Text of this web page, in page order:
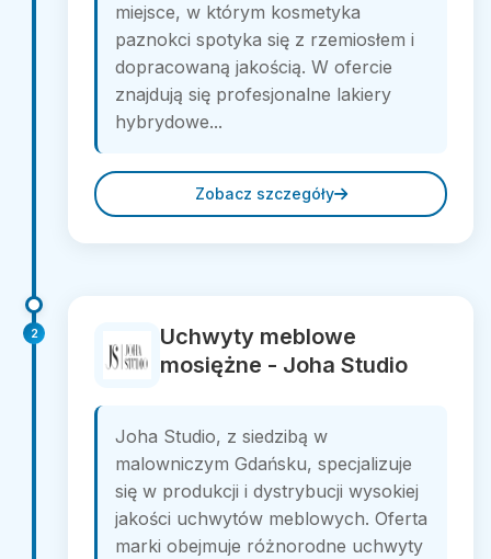
miejsce, w którym kosmetyka
paznokci spotyka się z rzemiosłem i
dopracowaną jakością. W ofercie
znajdują się profesjonalne lakiery
hybrydowe...
Zobacz szczegóły
2
Uchwyty meblowe
mosiężne - Joha Studio
Joha Studio, z siedzibą w
malowniczym Gdańsku, specjalizuje
się w produkcji i dystrybucji wysokiej
jakości uchwytów meblowych. Oferta
marki obejmuje różnorodne uchwyty